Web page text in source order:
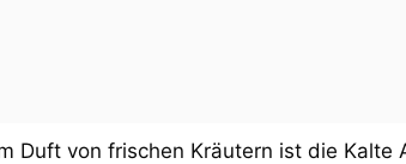
Duft von frischen Kräutern ist die Kalte